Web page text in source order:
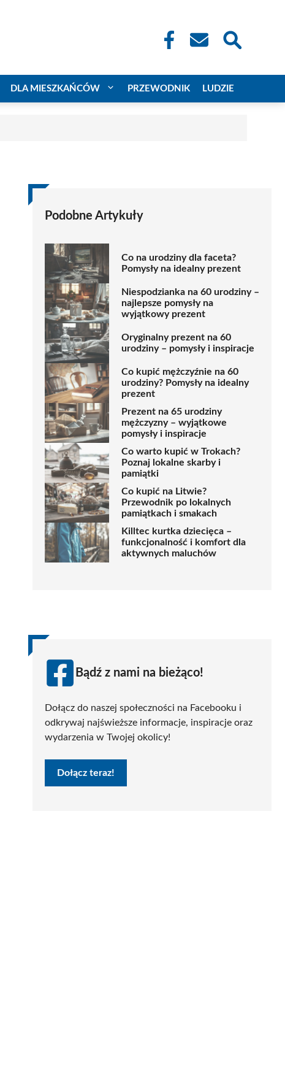
DLA MIESZKAŃCÓW PRZEWODNIK LUDZIE
Podobne Artykuły
Co na urodziny dla faceta?
Pomysły na idealny prezent
Niespodzianka na 60 urodziny –
najlepsze pomysły na
wyjątkowy prezent
Oryginalny prezent na 60
urodziny – pomysły i inspiracje
Co kupić mężczyźnie na 60
urodziny? Pomysły na idealny
prezent
Prezent na 65 urodziny
mężczyzny – wyjątkowe
pomysły i inspiracje
Co warto kupić w Trokach?
Poznaj lokalne skarby i
pamiątki
Co kupić na Litwie?
Przewodnik po lokalnych
pamiątkach i smakach
Killtec kurtka dziecięca –
funkcjonalność i komfort dla
aktywnych maluchów
Bądź z nami na bieżąco!
Dołącz do naszej społeczności na Facebooku i
odkrywaj najświeższe informacje, inspiracje oraz
wydarzenia w Twojej okolicy!
Dołącz teraz!